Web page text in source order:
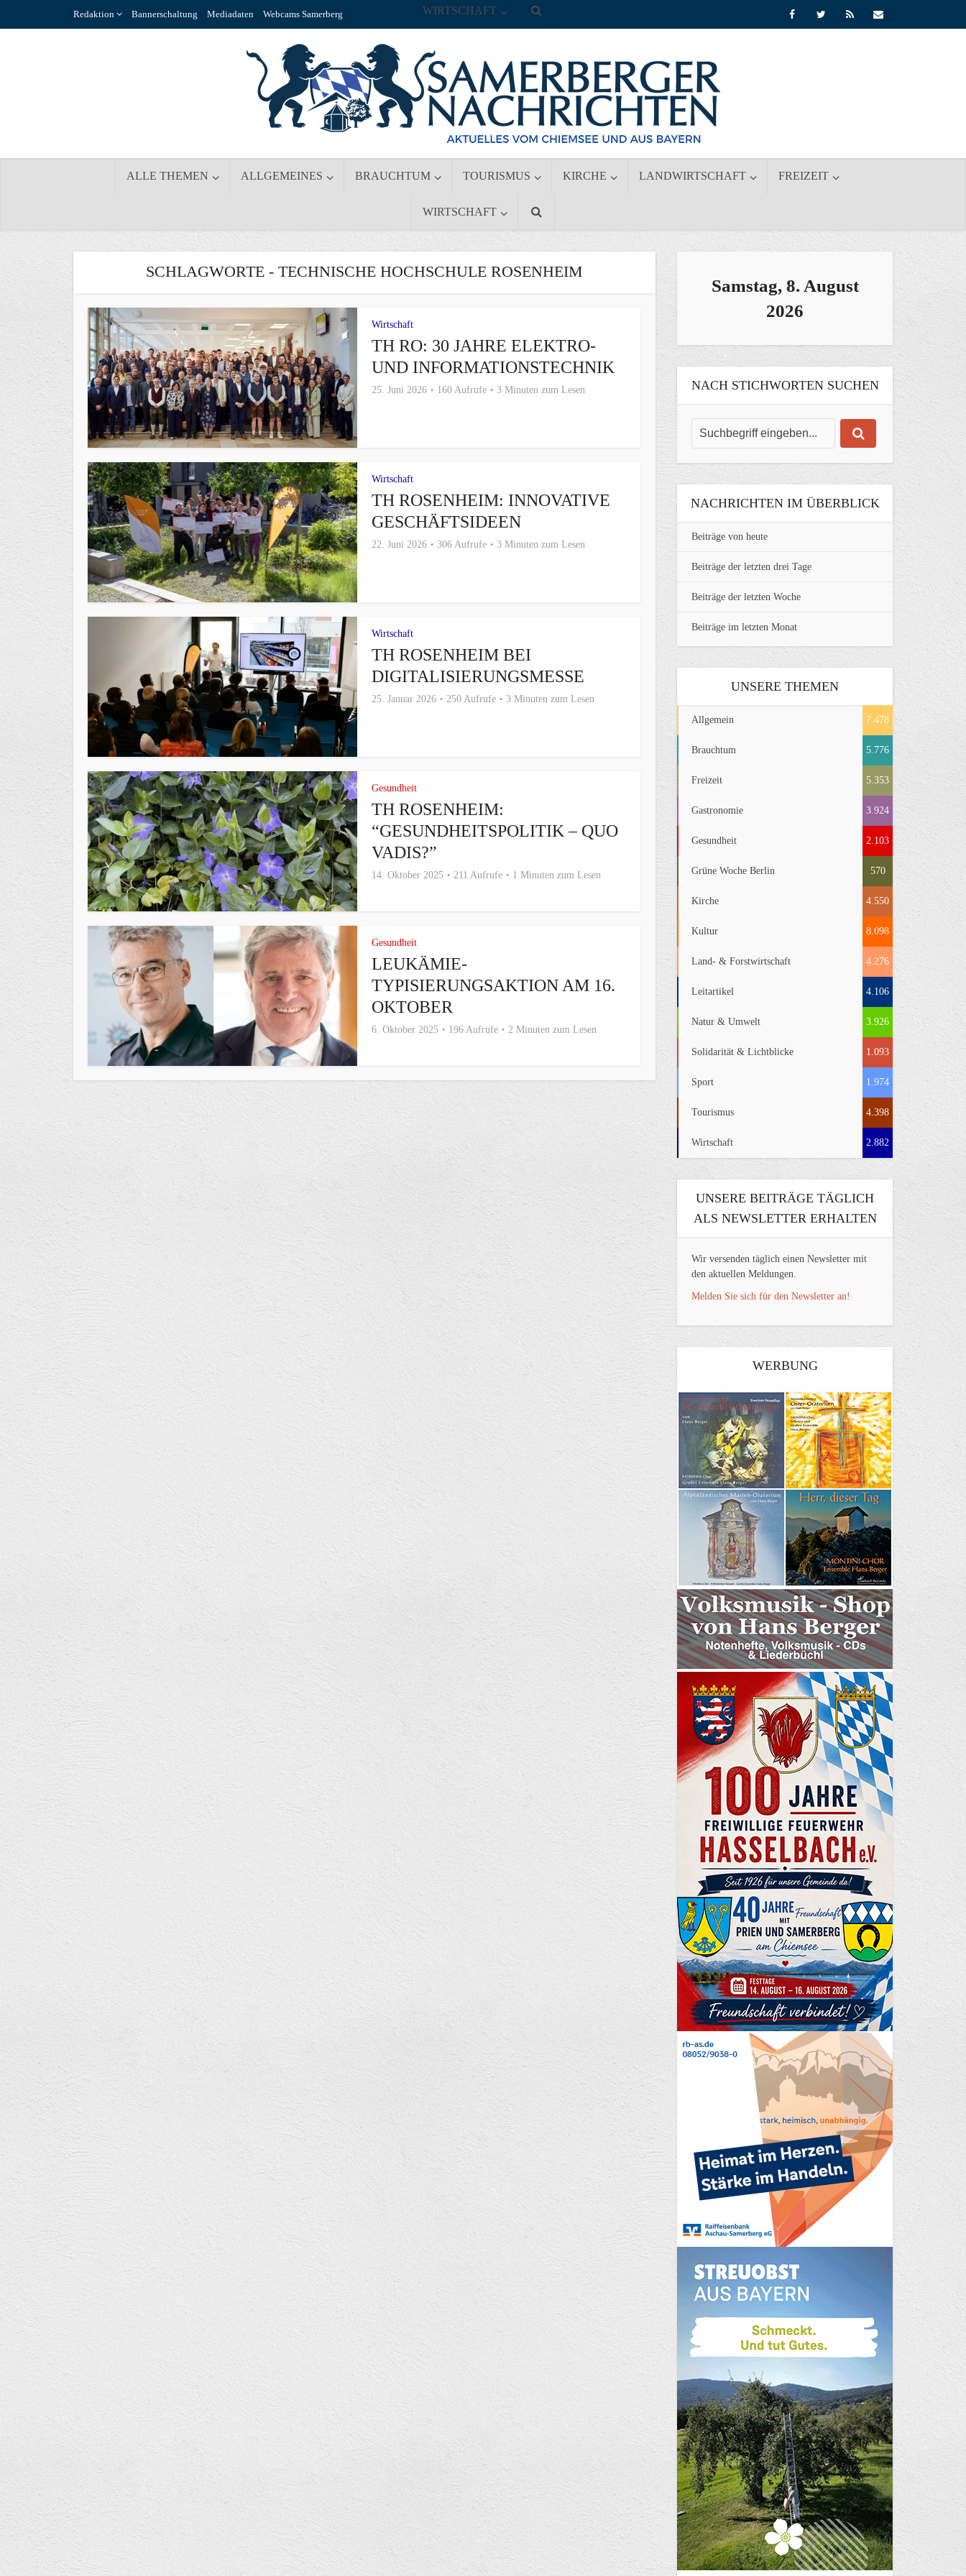
Redaktion Bannerschaltung Mediadaten Webcams Samerberg
ALLE THEMEN ALLGEMEINES BRAUCHTUM TOURISMUS KIRCHE LANDWIRTSCHAFT FREIZEIT
WIRTSCHAFT
WIRTSCHAFT
SCHLAGWORTE - TECHNISCHE HOCHSCHULE ROSENHEIM
Wirtschaft
TH RO: 30 JAHRE ELEKTRO-
UND INFORMATIONSTECHNIK
25. Juni 2026 160 Aufrufe 3 Minuten zum Lesen
Wirtschaft
TH ROSENHEIM: INNOVATIVE
GESCHÄFTSIDEEN
22. Juni 2026 306 Aufrufe 3 Minuten zum Lesen
Wirtschaft
TH ROSENHEIM BEI
DIGITALISIERUNGSMESSE
25. Januar 2026 250 Aufrufe 3 Minuten zum Lesen
Gesundheit
TH ROSENHEIM:
“GESUNDHEITSPOLITIK – QUO
VADIS?”
14. Oktober 2025 211 Aufrufe 1 Minuten zum Lesen
Gesundheit
LEUKÄMIE-
TYPISIERUNGSAKTION AM 16.
OKTOBER
6. Oktober 2025 196 Aufrufe 2 Minuten zum Lesen
Samstag, 8. August
2026
NACH STICHWORTEN SUCHEN
NACHRICHTEN IM ÜBERBLICK
Beiträge von heute
Beiträge der letzten drei Tage
Beiträge der letzten Woche
Beiträge im letzten Monat
UNSERE THEMEN
Allgemein 7.478
Brauchtum 5.776
Freizeit 5.353
Gastronomie 3.924
Gesundheit 2.103
Grüne Woche Berlin 570
Kirche 4.550
Kultur 8.098
Land- & Forstwirtschaft 4.276
Leitartikel 4.106
Natur & Umwelt 3.926
Solidarität & Lichtblicke 1.093
Sport 1.974
Tourismus 4.398
Wirtschaft 2.882
UNSERE BEITRÄGE TÄGLICH
ALS NEWSLETTER ERHALTEN
Wir versenden täglich einen Newsletter mit
den aktuellen Meldungen.
Melden Sie sich für den Newsletter an!
WERBUNG